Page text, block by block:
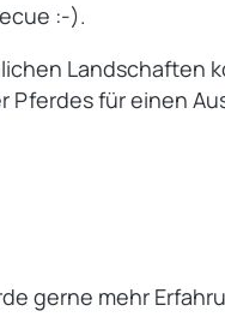
:-).
Landschaften
für einen
gerne mehr